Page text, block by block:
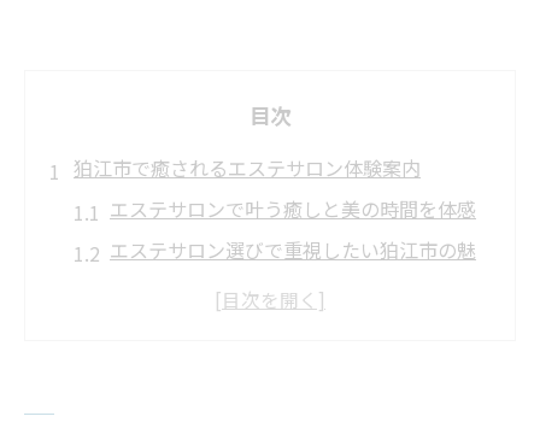
目次
狛江市で癒されるエステサロン体験案内
エステサロンで叶う癒しと美の時間を体感
エステサロン選びで重視したい狛江市の魅